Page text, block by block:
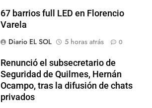
67 barrios full LED en Florencio
Varela
Diario EL SOL
5 horas atrás 0
Renunció el subsecretario de
Seguridad de Quilmes, Hernán
Ocampo, tras la difusión de chats
privados